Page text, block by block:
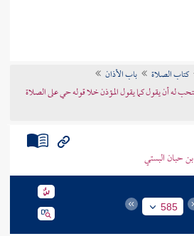
كتاب الصلاة
باب الأذان
له أن يقول كما يقول المؤذن خلا قوله حي على الصلاة
حبان البستي
585